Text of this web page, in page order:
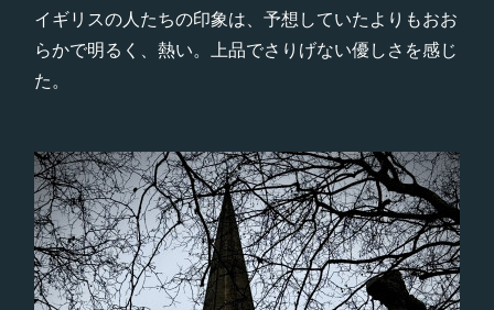
イギリスの人たちの印象は、予想していたよりもおお
らかで明るく、熱い。上品でさりげない優しさを感じ
た。